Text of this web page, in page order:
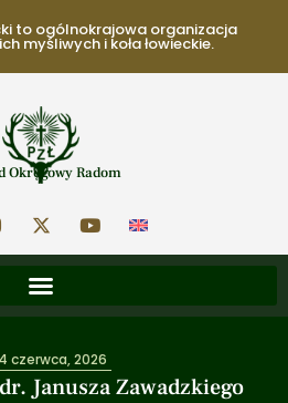
to ogólnokrajowa organizacja
myśliwych i koła łowieckie.
Okręgowy Radom
Janusza Zawadzkiego
czerwca, 2026